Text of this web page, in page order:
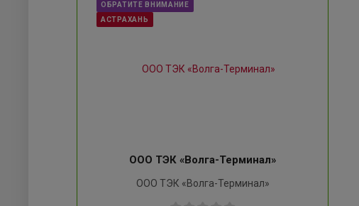
ОБРАТИТЕ ВНИМАНИЕ
АСТРАХАНЬ
ООО ТЭК «Волга-Терминал»
ООО ТЭК «Волга-Терминал»